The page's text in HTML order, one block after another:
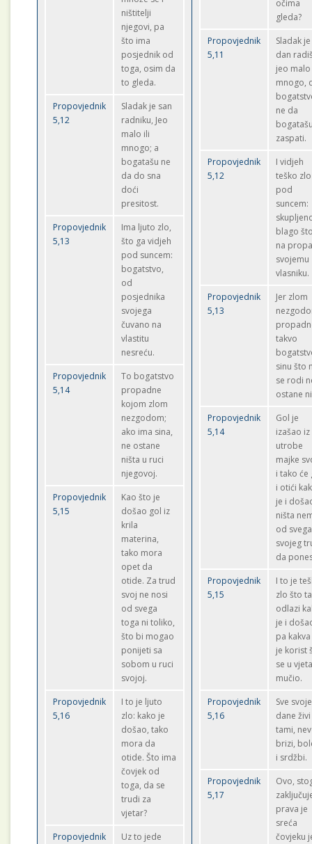
ništitelji
njegovi, pa
što ima
posjednik od
toga, osim da
to gleda.
Propovjednik
5,12
Sladak je san
radniku, Jeo
malo ili
mnogo; a
bogatašu ne
da do sna
doći
presitost.
Propovjednik
5,13
Ima ljuto zlo,
što ga vidjeh
pod suncem:
bogatstvo,
od
posjednika
svojega
čuvano na
vlastitu
nesreću.
Propovjednik
5,14
To bogatstvo
propadne
kojom zlom
nezgodom;
ako ima sina,
ne ostane
ništa u ruci
njegovoj.
Propovjednik
5,15
Kao što je
došao gol iz
krila
materina,
tako mora
opet da
otide. Za trud
svoj ne nosi
od svega
toga ni toliko,
što bi mogao
ponijeti sa
sobom u ruci
svojoj.
Propovjednik
5,16
I to je ljuto
zlo: kako je
došao, tako
mora da
otide. Što ima
čovjek od
toga, da se
trudi za
vjetar?
Propovjednik
Uz to jede
očima
gleda?
Propovjednik
5,11
Sladak je
dan
jeo
mnogo,
ne da
zaspati.
Propovjednik
5,12
I vidjeh
teško zlo
pod
suncem:
blago
na
svojemu
vlasniku.
Propovjednik
5,13
Jer zlom
takvo
sinu što
se rodi
ostane
Propovjednik
5,14
Gol je
izašao iz
utrobe
majke
i tako će
i otići
je i
ništa
od svega
svojeg
da
Propovjednik
5,15
I to je
zlo što
odlazi
je i
pa
je korist
se u
mučio.
Propovjednik
5,16
Sve svoje
dane
tami,
brizi,
i srdžbi.
Propovjednik
5,17
Ovo,
prava je
sreća
čovjeku